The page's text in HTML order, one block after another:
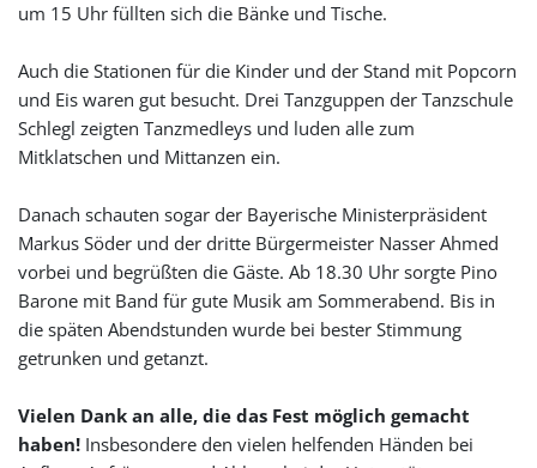
um 15 Uhr füllten sich die Bänke und Tische.
Auch die Stationen für die Kinder und der Stand mit Popcorn
und Eis waren gut besucht. Drei Tanzguppen der Tanzschule
Schlegl zeigten Tanzmedleys und luden alle zum
Mitklatschen und Mittanzen ein.
Danach schauten sogar der Bayerische Ministerpräsident
Markus Söder und der dritte Bürgermeister Nasser Ahmed
vorbei und begrüßten die Gäste. Ab 18.30 Uhr sorgte Pino
Barone mit Band für gute Musik am Sommerabend. Bis in
die späten Abendstunden wurde bei bester Stimmung
getrunken und getanzt.
Vielen Dank an alle, die das Fest möglich gemacht
haben! Insbesondere den vielen helfenden Händen bei